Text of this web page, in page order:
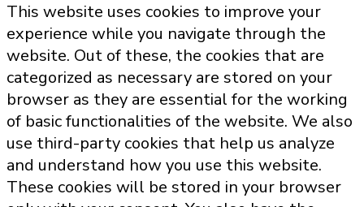
This website uses cookies to improve your
experience while you navigate through the
website. Out of these, the cookies that are
categorized as necessary are stored on your
browser as they are essential for the working
of basic functionalities of the website. We also
use third-party cookies that help us analyze
and understand how you use this website.
These cookies will be stored in your browser